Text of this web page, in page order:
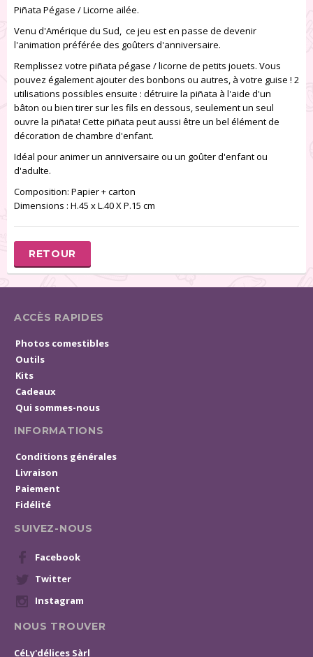
Piñata Pégase / Licorne ailée.
Venu d'Amérique du Sud, ce jeu est en passe de devenir
l'animation préférée des goûters d'anniversaire.
Remplissez votre piñata pégase / licorne de petits jouets. Vous
pouvez également ajouter des bonbons ou autres, à votre guise ! 2
utilisations possibles ensuite : détruire la piñata à l'aide d'un
bâton ou bien tirer sur les fils en dessous, seulement un seul
ouvre la piñata! Cette piñata peut aussi être un bel élément de
décoration de chambre d'enfant.
Idéal pour animer un anniversaire ou un goûter d'enfant ou
d'adulte.
Composition: Papier + carton
Dimensions : H.45 x L.40 X P.15 cm
RETOUR
ACCÈS RAPIDES
Photos comestibles
Outils
Kits
Cadeaux
Qui sommes-nous
INFORMATIONS
Conditions générales
Livraison
Paiement
Fidélité
SUIVEZ-NOUS
Facebook
Twitter
Instagram
NOUS TROUVER
CéLy'délices Sàrl